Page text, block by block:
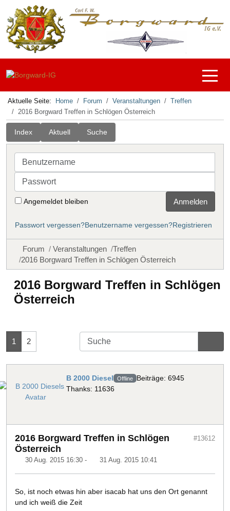
Off-
Aktuelle Seite: Home Forum Veranstaltungen
Treffen
2016 Borgward Treffen in Schlögen Österreich
Index Aktuell Suche
Benutzername
Passwort
Angemeldet bleiben Anmelden
Passwort vergessen?Benutzername vergessen?Registrieren
Forum Veranstaltungen
Treffen
2016 Borgward Treffen in Schlögen Österreich
2016 Borgward Treffen in Schlögen
Österreich
1 2
B 2000 Diesel Offline Beiträge: 6945
Thanks: 11636
2016 Borgward Treffen in Schlögen
Österreich
30 Aug. 2015 16:30 - 31 Aug. 2015 10:41
#13612
So, ist noch etwas hin aber isacab hat uns den Ort genannt
und ich weiß die Zeit